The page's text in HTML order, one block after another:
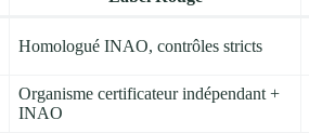
Homologué INAO, contrôles stricts
Organisme certificateur indépendant +
INAO